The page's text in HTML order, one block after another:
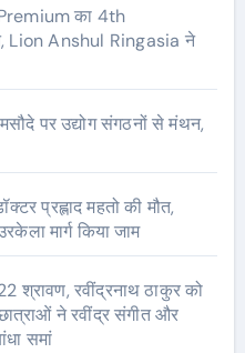
का 4th
Lion Anshul Ringasia ने
पर उद्योग संगठनों से मंथन,
प्रह्लाद महतो की मौत,
मार्ग किया जाम
श्रावण, रवींद्रनाथ ठाकुर को
ने रवींद्र संगीत और
समां